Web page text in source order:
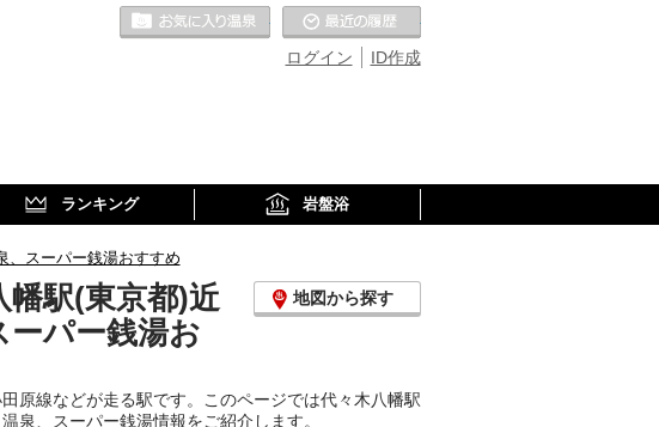
ID作成
ログイン
お気に入りの温泉
ランキング 岩盤浴
、スーパー銭湯おすすめ
駅(東京都)近
ーパー銭湯お
地図から探す
原線などが走る駅です。このページでは代々木八幡駅
泉、スーパー銭湯情報をご紹介します。